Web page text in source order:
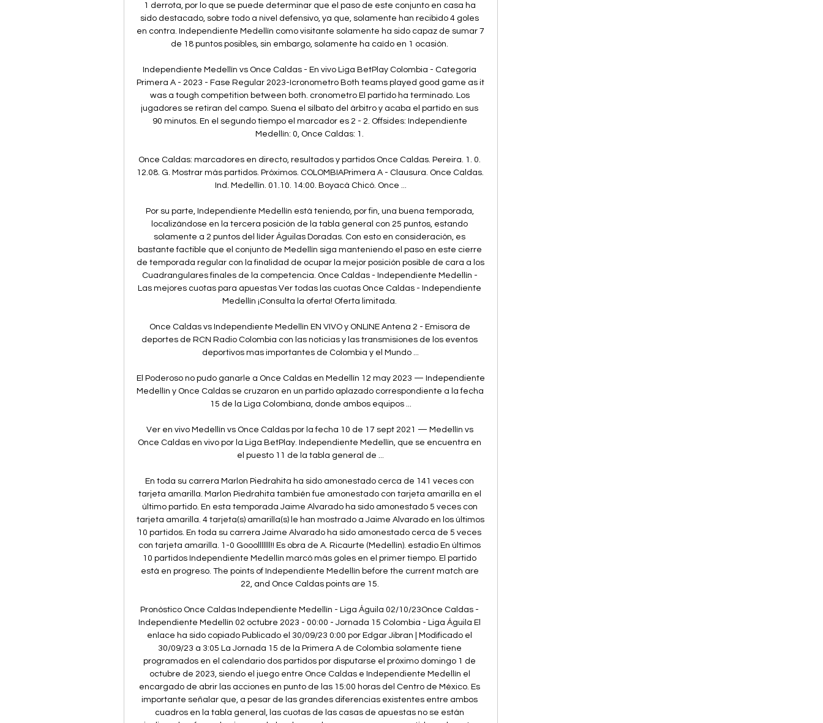
1 derrota, por lo que se puede determinar que el paso de este conjunto en casa ha
sido destacado, sobre todo a nivel defensivo, ya que, solamente han recibido 4 goles
en contra. Independiente Medellín como visitante solamente ha sido capaz de sumar 7
de 18 puntos posibles, sin embargo, solamente ha caído en 1 ocasión.
Independiente Medellín vs Once Caldas - En vivo Liga BetPlay Colombia - Categoría
Primera A - 2023 - Fase Regular 2023-Icronometro Both teams played good game as it
was a tough competition between both. cronometro El partido ha terminado. Los
jugadores se retiran del campo. Suena el silbato del árbitro y acaba el partido en sus
90 minutos. En el segundo tiempo el marcador es 2 - 2. Offsides: Independiente
Medellín: 0, Once Caldas: 1.
Once Caldas: marcadores en directo, resultados y partidos Once Caldas. Pereira. 1. 0.
12.08. G. Mostrar más partidos. Próximos. COLOMBIAPrimera A - Clausura. Once Caldas.
Ind. Medellín. 01.10. 14:00. Boyacá Chicó. Once ...
Por su parte, Independiente Medellín está teniendo, por fin, una buena temporada,
localizándose en la tercera posición de la tabla general con 25 puntos, estando
solamente a 2 puntos del líder Águilas Doradas. Con esto en consideración, es
bastante factible que el conjunto de Medellín siga manteniendo el paso en este cierre
de temporada regular con la finalidad de ocupar la mejor posición posible de cara a los
Cuadrangulares finales de la competencia. Once Caldas - Independiente Medellín -
Las mejores cuotas para apuestas Ver todas las cuotas Once Caldas - Independiente
Medellín ¡Consulta la oferta! Oferta limitada.
Once Caldas vs Independiente Medellín EN VIVO y ONLINE Antena 2 - Emisora de
deportes de RCN Radio Colombia con las noticias y las transmisiones de los eventos
deportivos mas importantes de Colombia y el Mundo ...
El Poderoso no pudo ganarle a Once Caldas en Medellín 12 may 2023 — Independiente
Medellín y Once Caldas se cruzaron en un partido aplazado correspondiente a la fecha
15 de la Liga Colombiana, donde ambos equipos ...
Ver en vivo Medellín vs Once Caldas por la fecha 10 de 17 sept 2021 — Medellín vs
Once Caldas en vivo por la Liga BetPlay. Independiente Medellín, que se encuentra en
el puesto 11 de la tabla general de ...
En toda su carrera Marlon Piedrahita ha sido amonestado cerca de 141 veces con
tarjeta amarilla. Marlon Piedrahita también fue amonestado con tarjeta amarilla en el
último partido. En esta temporada Jaime Alvarado ha sido amonestado 5 veces con
tarjeta amarilla. 4 tarjeta(s) amarilla(s) le han mostrado a Jaime Alvarado en los últimos
10 partidos. En toda su carrera Jaime Alvarado ha sido amonestado cerca de 5 veces
con tarjeta amarilla. 1-0 Gooolllllll!! Es obra de A. Ricaurte (Medellín). estadio En últimos
10 partidos Independiente Medellín marcó más goles en el primer tiempo. El partido
está en progreso. The points of Independiente Medellín before the current match are
22, and Once Caldas points are 15.
Pronóstico Once Caldas Independiente Medellín - Liga Águila 02/10/23Once Caldas -
Independiente Medellín 02 octubre 2023 - 00:00 - Jornada 15 Colombia - Liga Águila El
enlace ha sido copiado Publicado el 30/09/23 0:00 por Edgar Jibran | Modificado el
30/09/23 a 3:05 La Jornada 15 de la Primera A de Colombia solamente tiene
programados en el calendario dos partidos por disputarse el próximo domingo 1 de
octubre de 2023, siendo el juego entre Once Caldas e Independiente Medellín el
encargado de abrir las acciones en punto de las 15:00 horas del Centro de México. Es
importante señalar que, a pesar de las grandes diferencias existentes entre ambos
cuadros en la tabla general, las cuotas de las casas de apuestas no se están